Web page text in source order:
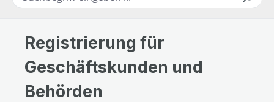
Registrierung für
Geschäftskunden und
Behörden